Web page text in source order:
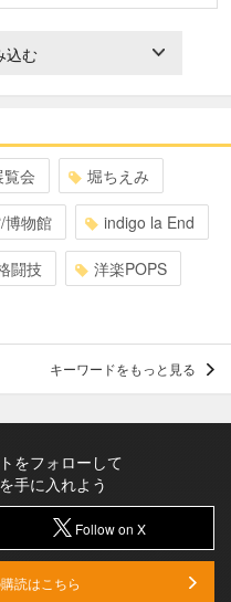
込む
会 堀ちえみ
博物館 indigo la End
闘技 洋楽POPS
キーワードをもっと見る
をフォローして
手に入れよう
Follow on X
読はこちら